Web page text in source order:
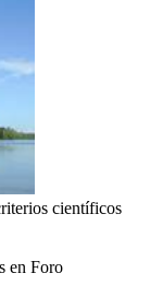
científicos
en Foro